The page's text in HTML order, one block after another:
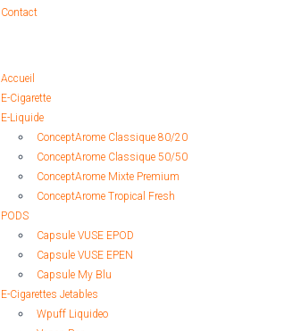
Contact
Accueil
E-Cigarette
E-Liquide
ConceptArome Classique 80/20
ConceptArome Classique 50/50
ConceptArome Mixte Premium
ConceptArome Tropical Fresh
PODS
Capsule VUSE EPOD
Capsule VUSE EPEN
Capsule My Blu
E-Cigarettes Jetables
Wpuff Liquideo